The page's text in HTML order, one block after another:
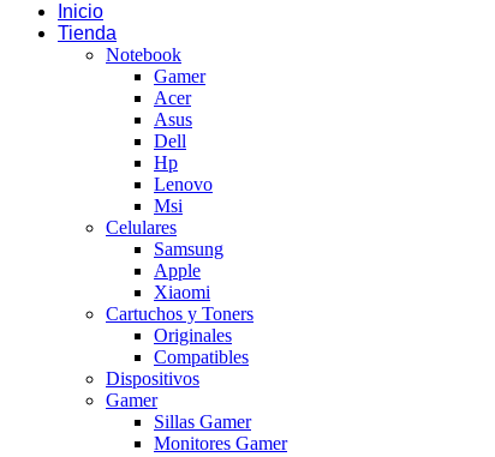
Inicio
Tienda
Notebook
Gamer
Acer
Asus
Dell
Hp
Lenovo
Msi
Celulares
Samsung
Apple
Xiaomi
Cartuchos y Toners
Originales
Compatibles
Dispositivos
Gamer
Sillas Gamer
Monitores Gamer